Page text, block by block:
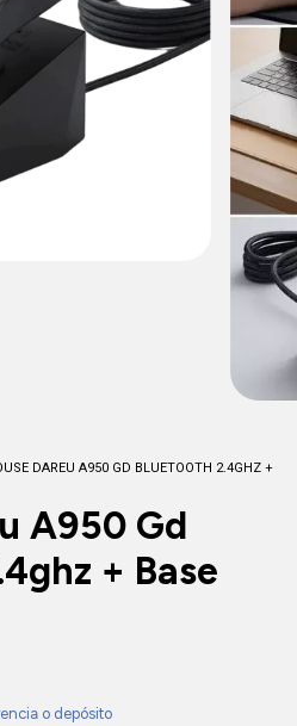
DAREU A950 GD BLUETOOTH 2.4GHZ +
A950 Gd
+ Base
o depósito